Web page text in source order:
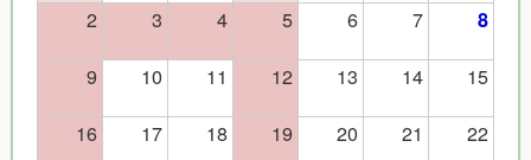
2
3 4 5 6 7 8
9 10 11 12 13 14
15
16
17 18 19 20 21 22